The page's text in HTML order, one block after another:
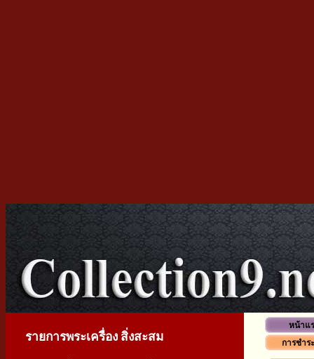
รายการพระเครื่อง สิ่งสะสม
หน้าแ
การชำร